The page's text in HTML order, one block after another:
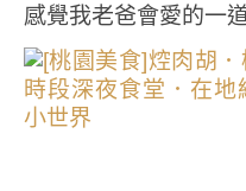
感覺我老爸會愛的一